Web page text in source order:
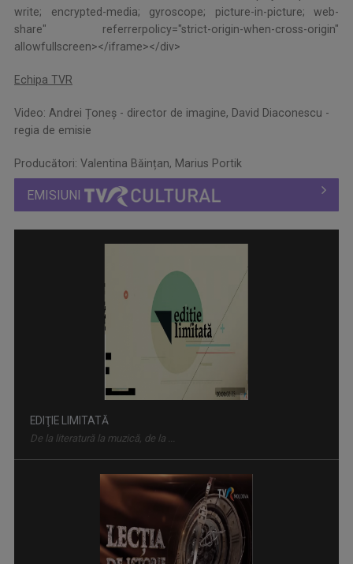
write; encrypted-media; gyroscope; picture-in-picture; web-
share" referrerpolicy="strict-origin-when-cross-origin"
allowfullscreen></iframe></div>
Echipa TVR
Video: Andrei Țoneș - director de imagine, David Diaconescu -
regia de emisie
Producători: Valentina Băințan, Marius Portik
EMISIUNI
EDIŢIE LIMITATĂ
De la literatură la muzică, de la ...